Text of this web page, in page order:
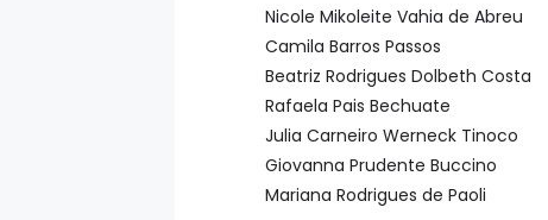
Nicole Mikoleite Vahia de Abreu
Camila Barros Passos
Beatriz Rodrigues Dolbeth Costa
Rafaela Pais Bechuate
Julia Carneiro Werneck Tinoco
Giovanna Prudente Buccino
Mariana Rodrigues de Paoli